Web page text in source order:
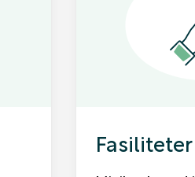
Fasiliteter